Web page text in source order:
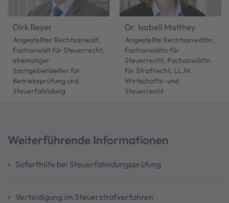
Dirk Beyer
Angestellter Rechtsanwalt,
Fachanwalt für Steuerrecht,
ehemaliger
Sachgebietsleiter für
Betriebsprüfung und
Steuerfahndung
Dr. Isabell Matthey
Angestellte Rechtsanwältin,
Fachanwältin für
Steuerrecht, Fachanwältin
für Strafrecht, LL.M.
Wirtschafts- und
Steuerrecht
Weiterführende Informationen
Soforthilfe bei Steuerfahndungsprüfung
Verteidigung im Steuerstrafverfahren